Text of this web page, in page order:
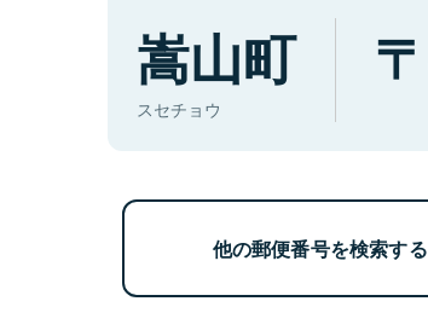
嵩山町
スセチョウ
他の郵便番号を検索する